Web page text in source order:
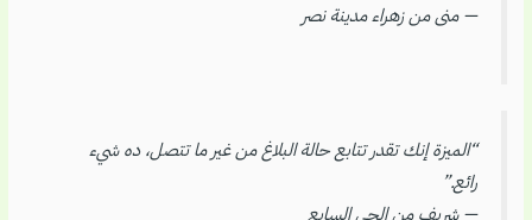
— منى من زهراء مدينة نصر
“الميزة إنك تقدر تتابع حالة البلاغ من غير ما تتصل، ده شيء
رائع.”
— شريف من الحي السابع